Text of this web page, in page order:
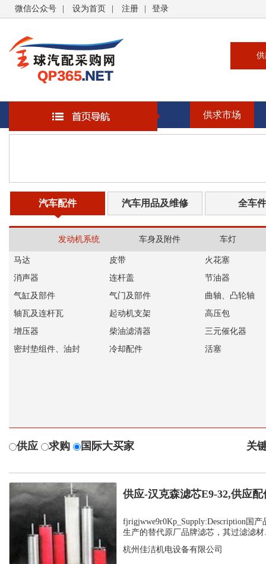
微信公众号 设为首页 注册 登录
供求市场
汽车配件 汽车用品及维修 全车件
发动机系统 车身及附件 车灯
马达 皮带
火花塞
消声器
连杆盖
节油器
气缸及部件
气门及部件
曲轴、凸轮轴
轴瓦及连杆瓦
起动机支架
高压包
增压器
柴油滤清器
三元催化器
密封垫组件、油封
冷却配件 活塞
供应 求购 国际大买家 关
供应-汉克森滤芯E9-32,供应配
fjrigjwwe9r0Kp_Supply:Description国
生产的替代原厂品牌滤芯，其过滤滤材
杭州佳洁机电设备有限公司